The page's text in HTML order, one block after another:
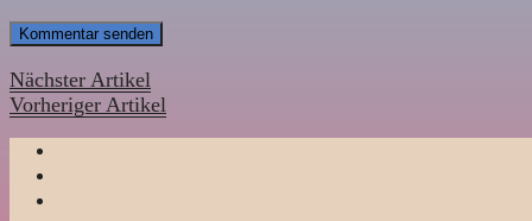
Nächster Artikel
Vorheriger Artikel